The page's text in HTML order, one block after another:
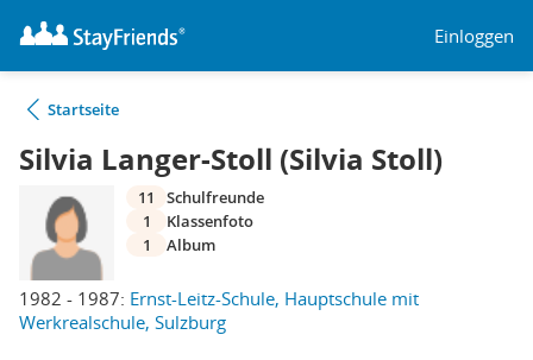
Einloggen
Startseite
Silvia Langer-Stoll (Silvia Stoll)
1982 - 1987: Ernst-Leitz-Schule, Hauptschule mit
Werkrealschule, Sulzburg
11
Schulfreunde
1
Klassenfoto
1
Album